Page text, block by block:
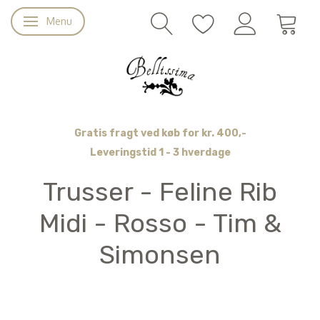
Skifte navigation
Menu
Gratis fragt ved køb for kr. 400,-
Leveringstid 1 - 3 hverdage
Trusser - Feline Rib
Midi - Rosso - Tim &
Simonsen